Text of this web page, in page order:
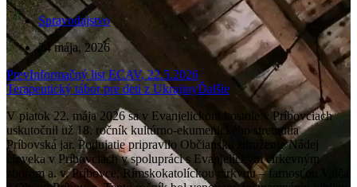
Spravodajstvo
24 mája, 2026
PrevInformačný list ECAV, 22.5.2026
Terapeutický tábor pre deti z UkrajinyĎalšie
V piatok 22. mája 2026 sa v Evanjelickom kostole v Príbovciach
uskutočnil už 18. ročník kultúrno-ekumenického stretnutia
Príbovská jar. Podujatie pripravilo Občianske združenie Nádej
človeka v Príbovciach v spolupráci s Evanjelickým cirkevným
zborom a. v. Príbovce, Rímskokatolíckou cirkvou – farnosťou Valča